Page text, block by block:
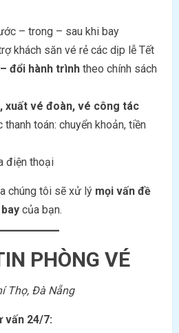
– trong – sau khi bay
khách săn vé rẻ các dịp lễ Tết
đổi hành trình theo chính sách
xuất vé đoàn, vé công tác
toán: chuyển khoản, tiền
điện thoại
chúng tôi sẽ xử lý mọi vấn đề
của bạn.
PHÒNG VÉ
Thọ, Đà Nẵng
vấn 24/7: